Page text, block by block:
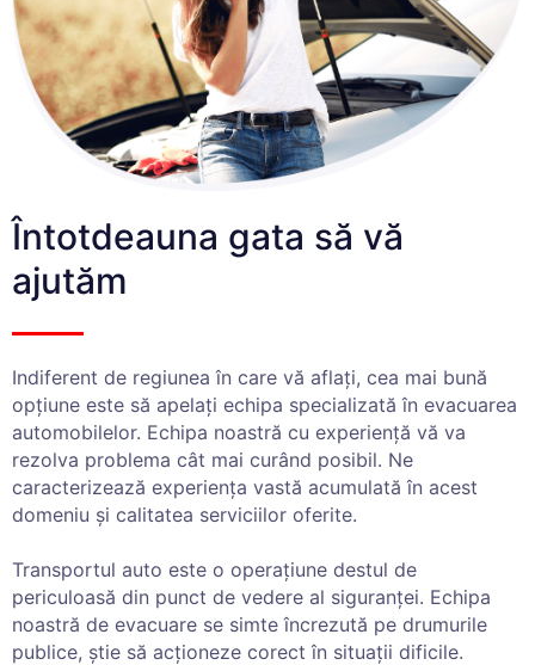
Întotdeauna gata să vă
ajutăm
Indiferent de regiunea în care vă aflați, cea mai bună
opțiune este să apelați echipa specializată în evacuarea
automobilelor. Echipa noastră cu experiență vă va
rezolva problema cât mai curând posibil. Ne
caracterizează experiența vastă acumulată în acest
domeniu și calitatea serviciilor oferite.
Transportul auto este o operațiune destul de
periculoasă din punct de vedere al siguranței. Echipa
noastră de evacuare se simte încrezută pe drumurile
publice, știe să acționeze corect în situații dificile.